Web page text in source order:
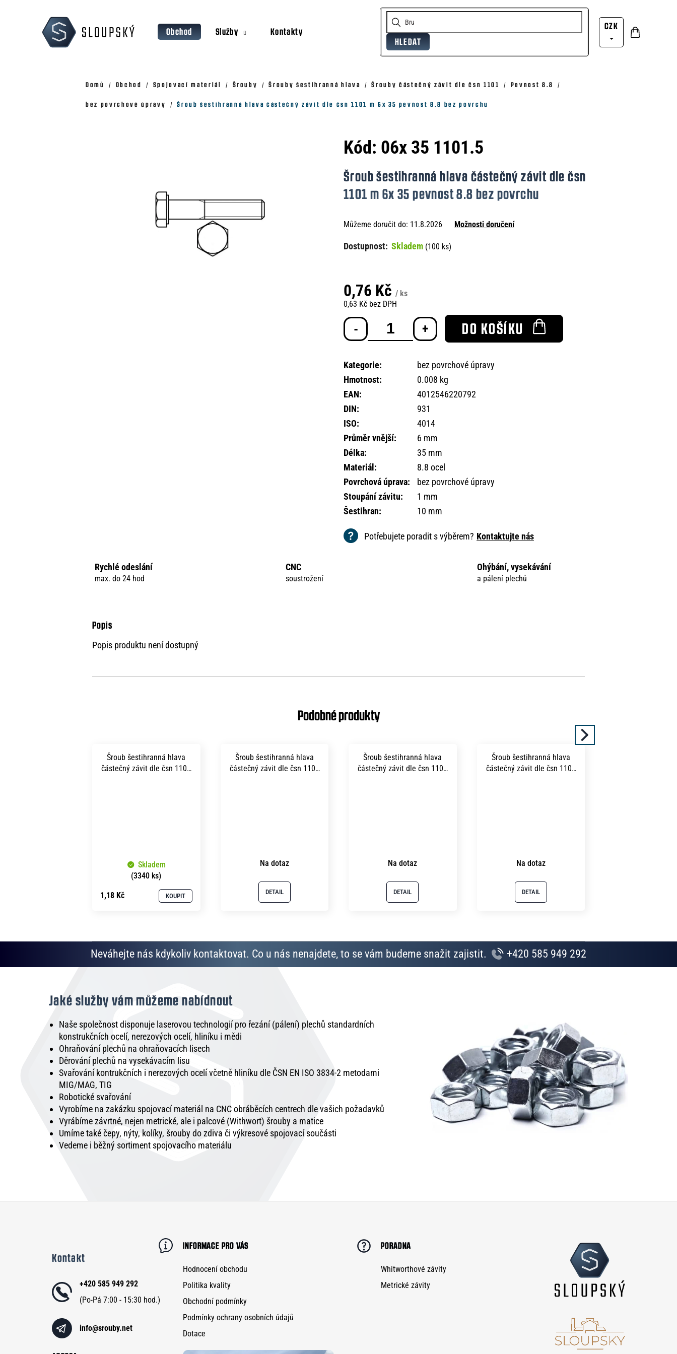
Obchod Služby
Kontakty
HLEDAT
CZK Nákupní
Domů Obchod Spojovací materiál Šrouby Šrouby šestihranná hlava Šrouby částečný závit dle čsn 1101 Pevnost 8.8
bez povrchové úpravy Šroub šestihranná hlava částečný závit dle čsn 1101 m 6x 35 pevnost 8.8 bez povrchu
Kód: 06x 35 1101.5
Šroub šestihranná hlava částečný závit dle čsn
1101 m 6x 35 pevnost 8.8 bez povrchu
Můžeme doručit do: 11.8.2026 Možnosti doručení
Skladem (100 ks)
0,76 Kč / ks
0,63 Kč bez DPH
Měrná
cena:
DO KOŠÍKU
Kategorie:
bez povrchové úpravy
Hmotnost:
0.008 kg
EAN:
4012546220792
DIN:
931
ISO:
4014
Průměr vnější:
6 mm
Délka:
35 mm
Materiál :
8.8 ocel
Povrchová úprava:
bez povrchové úpravy
Stoupání závitu:
1 mm
Šestihran: 10 mm
Potřebujete poradit s výběrem? Kontaktujte nás
Rychlé odeslání
max. do 24 hod
CNC
soustrožení
Ohýbání, vysekávání
a pálení plechů
Popis produktu není dostupný
Šroub šestihranná hlava
částečný závit dle čsn 1101
Skladem
(3340 ks)
1,18 Kč KOUPIT
Šroub šestihranná hlava
částečný závit dle čsn 1101
Na dotaz
DETAIL
Šroub šestihranná hlava
částečný závit dle čsn 1101
Na dotaz
DETAIL
Šroub šestihranná hlava
částečný závit dle čsn 1101
Na dotaz
DETAIL
Další
produkt
Zpět
Zpět
Doporučujeme
Neváhejte nás kdykoliv kontaktovat. Co u nás nenajdete, to se vám budeme snažit zajistit. +420 585 949 292
Jaké služby vám můžeme nabídnout
Naše společnost disponuje laserovou technologií pro řezání (pálení) plechů standardních
konstrukčních ocelí, nerezových ocelí, hliníku i mědi
Ohraňování plechů na ohraňovacích lisech
Děrování plechů na vysekávacím lisu
Svařování kontrukčních i nerezových ocelí včetně hliníku dle ČSN EN ISO 3834-2 metodami
MIG/MAG, TIG
Robotické svařování
Vyrobíme na zakázku spojovací materiál na CNC obráběcích centrech dle vašich požadavků
Vyrábíme závrtné, nejen metrické, ale i palcové (Withwort) šrouby a matice
Umíme také čepy, nýty, kolíky, šrouby do zdiva či výkresové spojovací součásti
Vedeme i běžný sortiment spojovacího materiálu
Kontakt
info@srouby.net
+420 585 949 292
INFORMACE PRO VÁS
Hodnocení obchodu
Politika kvality
Obchodní podmínky
Podmínky ochrany osobních údajů
Dotace
PORADNA
Whitworthové závity
Metrické závity